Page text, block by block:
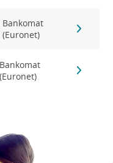
Bankomat
(Euronet)
Bankomat
(Euronet)